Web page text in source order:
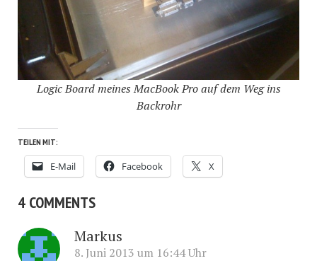
Logic Board meines MacBook Pro auf dem Weg ins
Backrohr
TEILEN MIT:
E-Mail Facebook X
4 COMMENTS
Markus
8. Juni 2013 um 16:44 Uhr